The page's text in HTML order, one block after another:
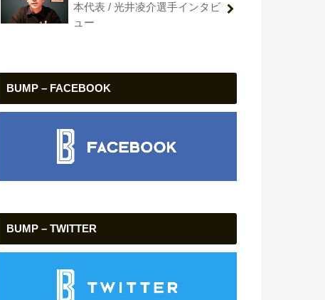
本代表 / 光井凌介選手インタビ
ュー
BUMP – FACEBOOK
BUMP – TWITTER